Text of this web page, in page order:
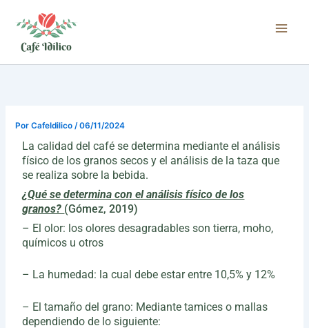
contenido
PorCafeIdilico/06/11/2024
La calidad del café se determina mediante el análisis
físico de los granos secos y el análisis de la taza que
se realiza sobre la bebida.
¿Qué se determina con el análisis físico de los
granos? (Gómez, 2019)
– El olor: los olores desagradables son tierra, moho,
químicos u otros
– La humedad: la cual debe estar entre 10,5% y 12%
– El tamaño del grano: Mediante tamices o mallas
dependiendo de lo siguiente: